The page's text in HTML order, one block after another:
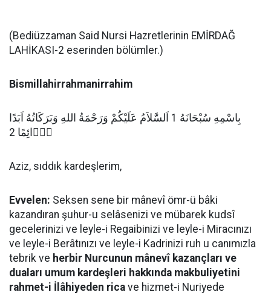
(Bediüzzaman Said Nursi Hazretlerinin EMİRDAĞ
LAHİKASI-2 eserinden bölümler.)
Bismillahirrahmanirrahim
بِاسْمِهِ سُبْحَانَهُ 1 اَلسَّلاَمُ عَلَيْكُمْ وَرَحْمَةُ اللهِ وَبَرَكَاتُهُ اَبَدًا
دَۤائِمًا 2
Aziz, sıddık kardeşlerim,
Evvelen: Seksen sene bir mânevî ömr-ü bâki
kazandıran şuhur-u selâsenizi ve mübarek kudsî
gecelerinizi ve leyle-i Regaibinizi ve leyle-i Miracınızı
ve leyle-i Berâtınızı ve leyle-i Kadrinizi ruh u canımızla
tebrik ve herbir Nurcunun mânevî kazançları ve
duaları umum kardeşleri hakkında makbuliyetini
rahmet-i İlâhiyeden rica ve hizmet-i Nuriyede